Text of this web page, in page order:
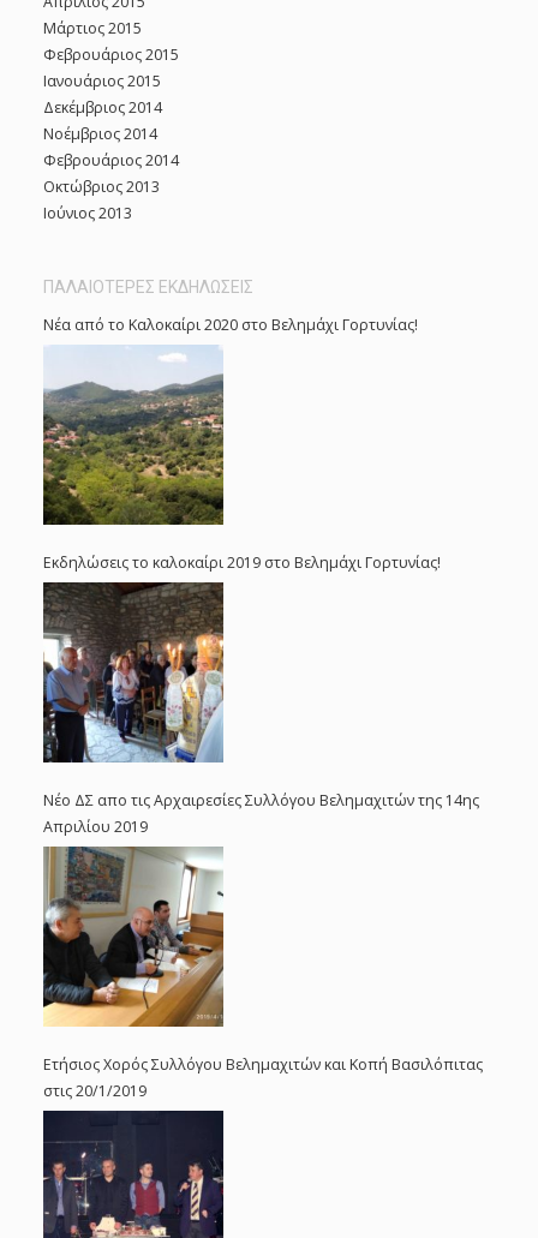
Μάρτιος 2015
Φεβρουάριος 2015
Ιανουάριος 2015
Δεκέμβριος 2014
Νοέμβριος 2014
Φεβρουάριος 2014
Οκτώβριος 2013
Ιούνιος 2013
ΠΑΛΑΙΟΤΕΡΕΣ ΕΚΔΗΛΩΣΕΙΣ
Νέα από το Καλοκαίρι 2020 στο Βελημάχι Γορτυνίας!
Εκδηλώσεις το καλοκαίρι 2019 στο Βελημάχι Γορτυνίας!
Νέο ΔΣ απο τις Αρχαιρεσίες Συλλόγου Βελημαχιτών της 14ης
Απριλίου 2019
Ετήσιος Χορός Συλλόγου Βελημαχιτών και Κοπή Βασιλόπιτας
στις 20/1/2019